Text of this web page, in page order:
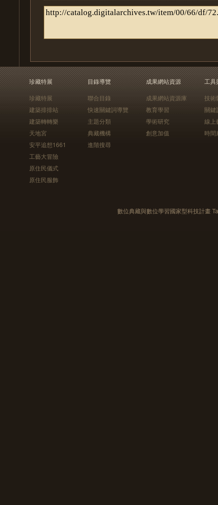
珍藏特展
珍藏特展
建築排排站
建築轉轉樂
天地宮
安平追想1661
工藝大冒險
原住民儀式
原住民服飾
目錄導覽
聯合目錄
快速關鍵詞導覽
主題分類
典藏機構
進階搜尋
成果網站資源
成果網站資源庫
教育學習
學術研究
創意加值
工具
技術
關鍵
線上
時間
數位典藏與數位學習國家型科技計畫